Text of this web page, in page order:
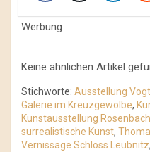
Werbung
Keine ähnlichen Artikel
Stichworte: Ausstellung
Galerie im Kreuzgewölbe,
Kunstausstellung Rosenbach
surrealistische Kunst,
Vernissage Schloss Leubnitz,